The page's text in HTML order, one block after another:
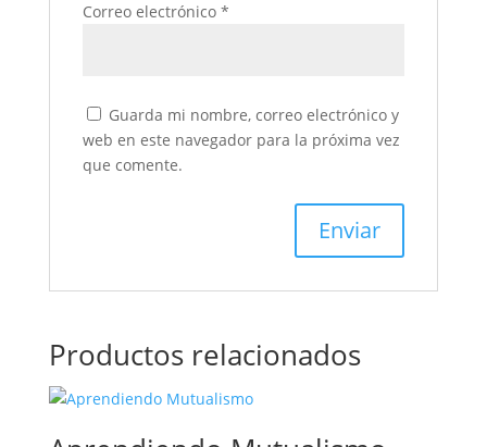
Correo electrónico *
Guarda mi nombre, correo electrónico y
web en este navegador para la próxima vez
que comente.
Productos relacionados